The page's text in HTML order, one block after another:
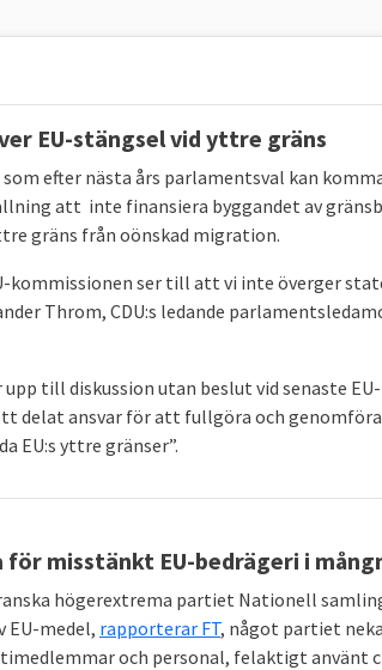
EU-stängsel vid yttre gräns
efter nästa års parlamentsval kan
att inte finansiera byggandet av
gräns från oönskad migration.
ser till att vi inte överger
Throm, CDU:s ledande
upp till diskussion utan beslut vid senaste
delat ansvar för att fullgöra och
EU:s yttre gränser”.
misstänkt EU-bedrägeri i
högerextrema partiet Nationell
EU-medel, rapporterar FT, något partiet
och personal, felaktigt använt